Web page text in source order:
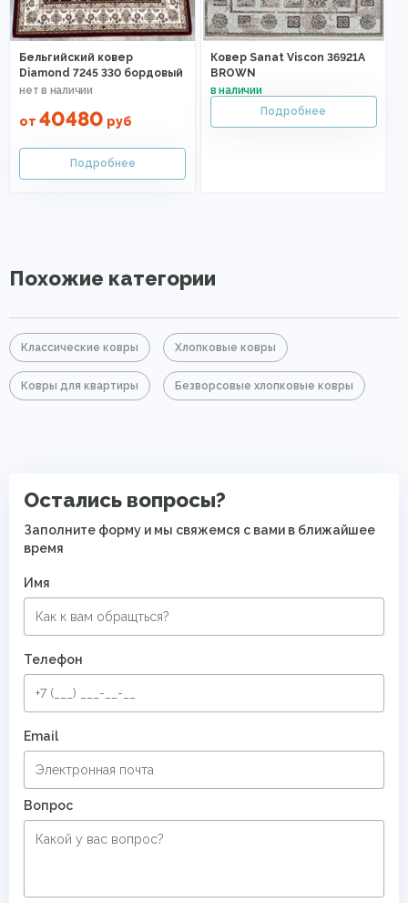
Бельгийский ковер
Diamond 7245 330 бордовый
от 40480 руб
Ковер Sanat Viscon 36921A
BROWN
Похожие категории
Классические ковры Хлопковые ковры
Ковры для квартиры Безворсовые хлопковые ковры
Остались вопросы?
Заполните форму и мы свяжемся с вами в ближайшее
время
Имя
Телефон
Email
Вопрос